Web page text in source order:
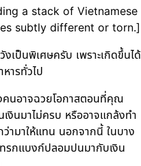
a stack of Vietnamese
subtly different or torn.]
งเป็นพิเศษครับ เพราะเกิดขึ้นได้
ารทั่วไป
คนอาจฉวยโอกาสตอนที่คุณ
งินมาไม่ครบ หรืออาจแกล้งทำ
ามาให้แทน นอกจากนี้ ในบาง
รกแบงก์ปลอมปนมากับเงิน